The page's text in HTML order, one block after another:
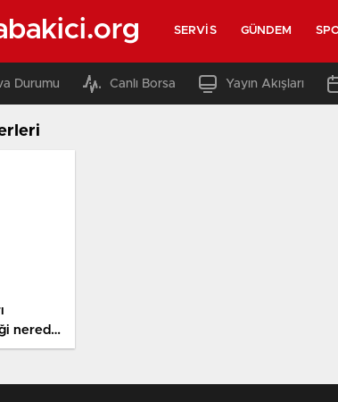
SERVIS GÜNDEM
Durumu Canlı Borsa Yayın Akışları
nerede